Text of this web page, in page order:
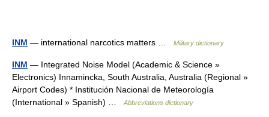
INM — international narcotics matters … Military dictionary
INM — Integrated Noise Model (Academic & Science »
Electronics) Innamincka, South Australia, Australia (Regional »
Airport Codes) * Institución Nacional de Meteorología
(International » Spanish) …
Abbreviations dictionary